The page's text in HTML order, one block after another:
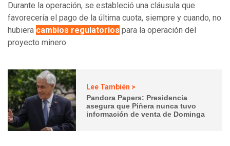
Durante la operación, se estableció una cláusula que
favorecería el pago de la última cuota, siempre y cuando, no
hubiera cambios regulatorios para la operación del
proyecto minero.
Lee También >
Pandora Papers: Presidencia
asegura que Piñera nunca tuvo
información de venta de Dominga